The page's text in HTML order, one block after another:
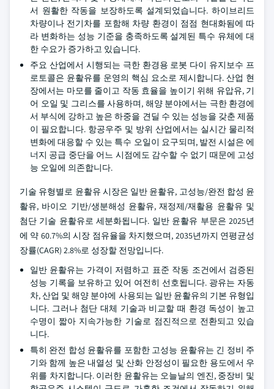
서 원활한 작동을 보장하도록 설계되었습니다. 하이브리드
차량이나 전기차를 포함해 차량 환경이 점점 현대화됨에 따
라 변화하는 성능 기준을 충족하도록 설계된 특수 유체에 대
한 수요가 증가하고 있습니다.
주요 산업에서 시행되는 극한 환경용 로봇 다이 유지보수 프
로토콜은 윤활유를 운영의 핵심 요소로 제시합니다. 산업 현
장에서는 마모를 줄이고 작동 효율을 높이기 위해 유압유, 기
어 오일 및 그리스를 사용하며, 해양 분야에서는 극한 환경에
서 부식에 강하고 높은 하중을 견딜 수 있는 성능을 갖춘 제품
이 필요합니다. 항공우주 및 방위 산업에서는 실시간 물리적
변화에 대응할 수 있는 특수 오일이 요구되며, 발전 시설은 에
너지 공급 중단을 어느 시점에도 감수할 수 없기 때문에 고성
능 오일에 의존합니다.
기술 유형별로 윤활유 시장은 일반 윤활유, 고성능/완전 합성 윤
활유, 바이오 기반/생분해성 윤활유, 재정제/재활용 윤활유 및
첨단 기술 윤활유로 세분화됩니다. 일반 윤활유 부문은 2025년
에 약 60.7%의 시장 점유율을 차지했으며, 2035년까지 연평균성
장률(CAGR) 2.8%로 성장할 전망입니다.
일반 윤활유는 가격이 저렴하고 표준 작동 조건에서 검증된
성능 기록을 보유하고 있어 여전히 선호됩니다. 광유는 자동
차, 산업 및 해양 분야에 사용되는 일반 윤활유의 기본 유형입
니다. 그러나 첨단 대체 기술과 비교할 때 환경 독성이 높고
수명이 짧아 지속가능한 기술로 점진적으로 전환되고 있습
니다.
특히 완전 합성 윤활유를 포함한 고성능 윤활유는 긴 정비 주
기와 함께 높은 내열성 및 산화 안정성이 필요한 용도에서 우
위를 차지합니다. 이러한 윤활유는 오늘날의 엔진, 중장비 및